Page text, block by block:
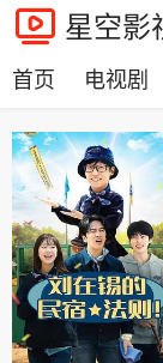
星空影
首页 电视剧